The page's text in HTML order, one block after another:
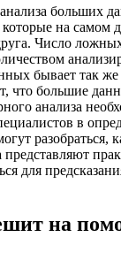
анализа больших
на самом
Число
бывает так
что большие
анализа
в
разобраться,
представляют
для
на